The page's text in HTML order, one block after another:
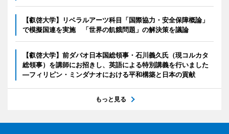
【叡啓大学】リベラルアーツ科目「国際協力・安全保障概論」
で模擬国連を実施 「世界の飢餓問題」の解決策を議論
【叡啓大学】前ダバオ日本国総領事・石川義久氏（現コルカタ
総領事）を講師にお招きし、英語による特別講義を行いました
―フィリピン・ミンダナオにおける平和構築と日本の貢献
もっと見る